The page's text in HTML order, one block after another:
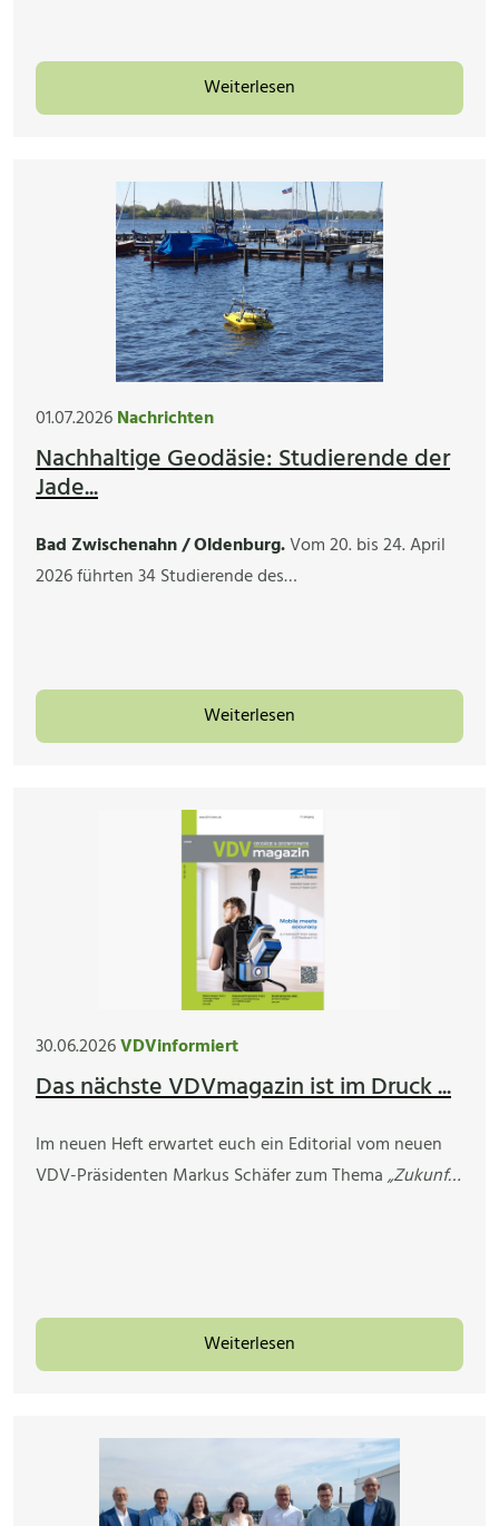
Weiterlesen
01.07.2026Nachrichten
Nachhaltige Geodäsie: Studierende der
Jade...
Bad Zwischenahn / Oldenburg.Vom 20. bis 24. April
2026 führten 34 Studierende des…
Weiterlesen
30.06.2026VDVinformiert
Das nächste VDVmagazin ist im Druck ...
Im neuen Heft erwartet euch ein Editorial vom neuen
VDV-Präsidenten Markus Schäfer zum Thema„Zukunf…
Weiterlesen